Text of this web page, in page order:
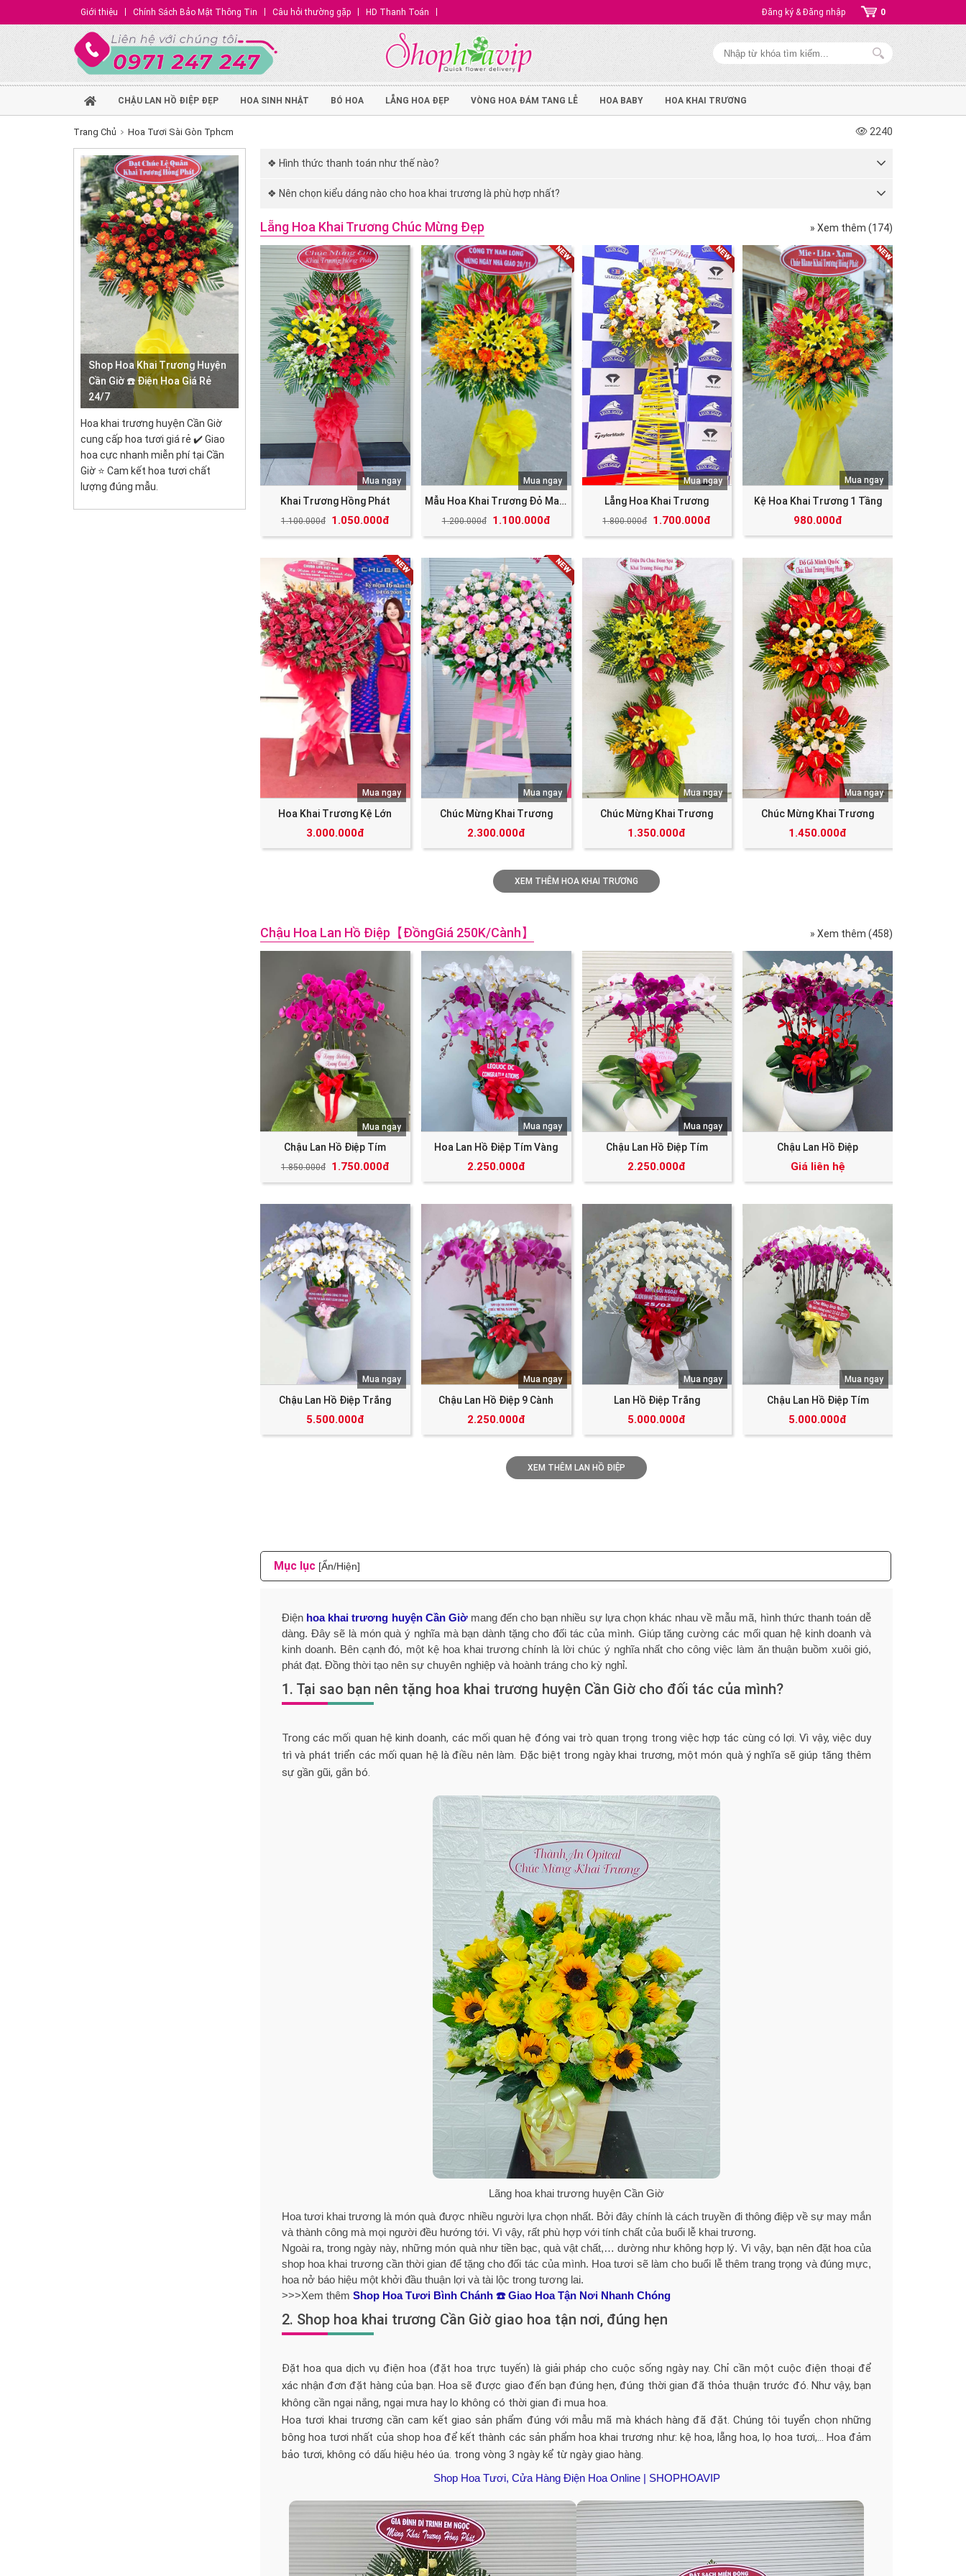
Giới thiệu Chính Sách Bảo Mật Thông Tin Câu hỏi thường gặp HD Thanh Toán Đăng ký & Đăng nhập 0
CHẬU LAN HỒ ĐIỆP ĐẸP HOA SINH NHẬT BÓ HOA LẴNG HOA ĐẸP VÒNG HOA ĐÁM TANG LỄ HOA BABY HOA KHAI TRƯƠNG
Trang Chủ Hoa Tươi Sài Gòn Tphcm 2240
Shop Hoa Khai Trương Huyện
Cần Giờ ☎️ Điện Hoa Giá Rẻ
24/7
Hoa khai trương huyện Cần Giờ
cung cấp hoa tươi giá rẻ ✔️ Giao
hoa cực nhanh miễn phí tại Cần
Giờ ⭐ Cam kết hoa tươi chất
lượng đúng mẫu.
❖ Hình thức thanh toán như thế nào?
❖ Nên chọn kiểu dáng nào cho hoa khai trương là phù hợp nhất?
Lẵng Hoa Khai Trương Chúc Mừng Đẹp » Xem thêm (174)
Khai Trương Hồng Phát
1.100.000đ 1.050.000đ
Mua ngay
Mẫu Hoa Khai Trương Đỏ May Mắn Tài Lộc
1.200.000đ 1.100.000đ
Mua ngay
Lẵng Hoa Khai Trương
1.800.000đ 1.700.000đ
Mua ngay
Kệ Hoa Khai Trương 1 Tầng
980.000đ
Mua ngay
Hoa Khai Trương Kệ Lớn
3.000.000đ
Mua ngay
Chúc Mừng Khai Trương
2.300.000đ
Mua ngay
Chúc Mừng Khai Trương
1.350.000đ
Mua ngay
Chúc Mừng Khai Trương
1.450.000đ
Mua ngay
XEM THÊM HOA KHAI TRƯƠNG
Chậu Hoa Lan Hồ Điệp【đồngGiá 250K/cành】 » Xem thêm (458)
Chậu Lan Hồ Điệp Tím
1.850.000đ 1.750.000đ
Mua ngay
Hoa Lan Hồ Điệp Tím Vàng
2.250.000đ
Mua ngay
Chậu Lan Hồ Điệp Tím
2.250.000đ
Mua ngay
Chậu Lan Hồ Điệp
Giá liên hệ
Chậu Lan Hồ Điệp Trắng
5.500.000đ
Mua ngay
Chậu Lan Hồ Điệp 9 Cành
2.250.000đ
Mua ngay
Lan Hồ Điệp Trắng
5.000.000đ
Mua ngay
Chậu Lan Hồ Điệp Tím
5.000.000đ
Mua ngay
XEM THÊM LAN HỒ ĐIỆP
Mục lục [Ẩn/Hiện]
Điện hoa khai trương huyện Cần Giờmang đến cho bạn nhiều sự lựa chọn khác nhau về mẫu mã, hình thức thanh toán dễ
dàng. Đây sẽ là món quà ý nghĩa mà bạn dành tặng cho đối tác của mình. Giúp tăng cường các mối quan hệ kinh doanh và
kinh doanh. Bên cạnh đó, một kệ hoa khai trương chính là lời chúc ý nghĩa nhất cho công việc làm ăn thuận buồm xuôi gió,
phát đạt. Đồng thời tạo nên sự chuyên nghiệp và hoành tráng cho kỳ nghỉ.
1. Tại sao bạn nên tặng hoa khai trương huyện Cần Giờ cho đối tác của mình?
Trong các mối quan hệ kinh doanh, các mối quan hệ đóng vai trò quan trọng trong việc hợp tác cùng có lợi. Vì vậy, việc duy
trì và phát triển các mối quan hệ là điều nên làm. Đặc biệt trong ngày khai trương, một món quà ý nghĩa sẽ giúp tăng thêm
sự gần gũi, gắn bó.
Lãng hoa khai trương huyện Cần Giờ
Hoa tươi khai trương là món quà được nhiều người lựa chọn nhất. Bởi đây chính là cách truyền đi thông điệp về sự may mắn
và thành công mà mọi người đều hướng tới. Vì vậy, rất phù hợp với tính chất của buổi lễ khai trương.
Ngoài ra, trong ngày này, những món quà như tiền bạc, quà vật chất,… dường như không hợp lý. Vì vậy, bạn nên đặt hoa của
shop hoa khai trương cần thời gian để tặng cho đối tác của mình. Hoa tươi sẽ làm cho buổi lễ thêm trang trọng và đúng mực,
hoa nở báo hiệu một khởi đầu thuận lợi và tài lộc trong tương lai.
>>>Xem thêm Shop Hoa Tươi Bình Chánh ☎️ Giao Hoa Tận Nơi Nhanh Chóng
2. Shop hoa khai trương Cần Giờ giao hoa tận nơi, đúng hẹn
Đặt hoa qua dịch vụ điện hoa (đặt hoa trực tuyến) là giải pháp cho cuộc sống ngày nay. Chỉ cần một cuộc điện thoại để
xác nhận đơn đặt hàng của bạn. Hoa sẽ được giao đến bạn đúng hẹn, đúng thời gian đã thỏa thuận trước đó. Như vậy, bạn
không cần ngại nắng, ngại mưa hay lo không có thời gian đi mua hoa.
Hoa tươi khai trương cần cam kết giao sản phẩm đúng với mẫu mã mà khách hàng đã đặt. Chúng tôi tuyển chọn những
bông hoa tươi nhất của shop hoa để kết thành các sản phẩm hoa khai trương như: kệ hoa, lẵng hoa, lọ hoa tươi,… Hoa đảm
bảo tươi, không có dấu hiệu héo úa. trong vòng 3 ngày kể từ ngày giao hàng.
Shop Hoa Tươi, Cửa Hàng Điện Hoa Online | SHOPHOAVIP